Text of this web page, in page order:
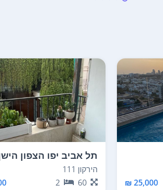
25,000 ₪
תל אביב יפו הצפון
החלק הדרום מערבי
הירקון 111
60
2
₪